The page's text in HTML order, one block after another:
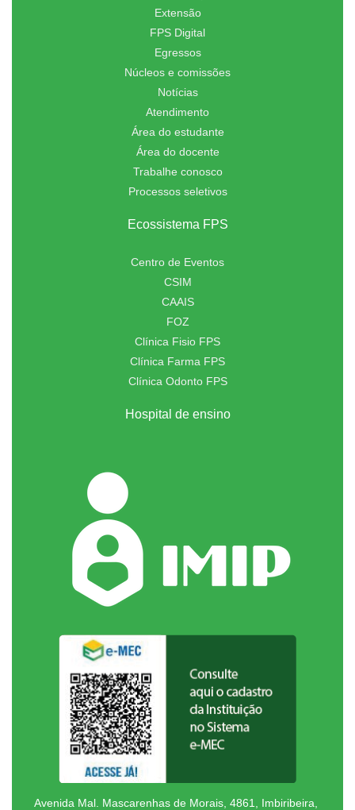
Extensão
FPS Digital
Egressos
Núcleos e comissões
Notícias
Atendimento
Área do estudante
Área do docente
Trabalhe conosco
Processos seletivos
Ecossistema FPS
Centro de Eventos
CSIM
CAAIS
FOZ
Clínica Fisio FPS
Clínica Farma FPS
Clínica Odonto FPS
Hospital de ensino
Avenida Mal. Mascarenhas de Morais, 4861, Imbiribeira,